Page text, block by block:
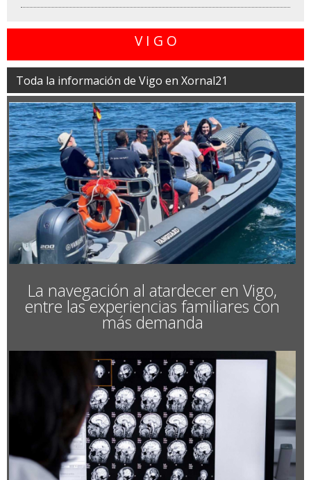
V I G O
Toda la información de Vigo en Xornal21
La navegación al atardecer en Vigo,
entre las experiencias familiares con
más demanda